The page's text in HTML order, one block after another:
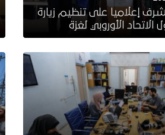
إعلاميا على تنظيم زيارة
الأوروبي لغزة